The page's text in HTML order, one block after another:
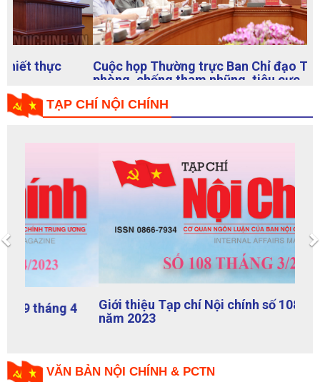
Cuộc họp Thường trực Ban Chỉ đạo Trung ương về
phòng, chống tham nhũng, tiêu cực
Previous